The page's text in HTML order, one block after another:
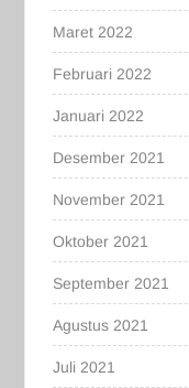
Maret 2022
Februari 2022
Januari 2022
Desember 2021
November 2021
Oktober 2021
September 2021
Agustus 2021
Juli 2021